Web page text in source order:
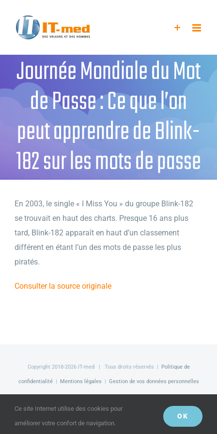
contenu
Journée Mondiale du Mot
de Passe : Ce que l’on
peut apprendre de Blink-
182 sur les mots de passe
En 2003, le single « I Miss You » du groupe Blink-182
se trouvait en haut des charts. Presque 16 ans plus
tard, Blink-182 apparaît en haut d’un classement
différent en étant l’un des mots de passe les plus
piratés.
Consulter la source originale
Copyright 2018-2026 IT-med | Tous droits réservés | Politique de
confidentialité| Mentions légales | Gestion de vos données personnelles
Ce site Internet utilise des cookies pour
améliorer votre confort de navigation.
OK